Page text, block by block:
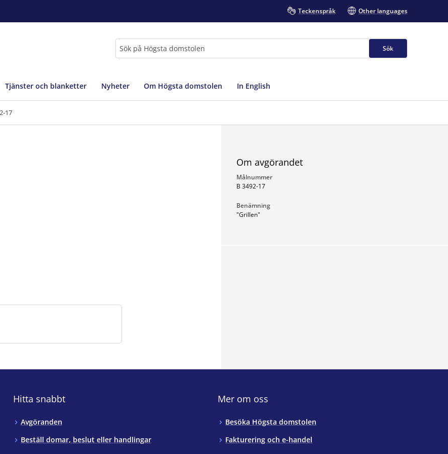
Teckenspråk Other languages
Sök
Tjänster och blanketter Nyheter Om Högsta domstolen In English
17
Om avgörandet
Målnummer
B 3492-17
Benämning
"Grillen"
Hitta snabbt
Avgöranden
Beställ domar, beslut eller handlingar
Mer om oss
Besöka Högsta domstolen
Fakturering och e-handel